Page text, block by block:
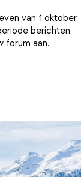
van 1 oktober
berichten
forum aan.